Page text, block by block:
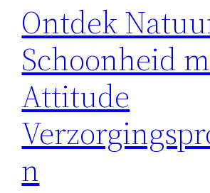
Ontdek
Schoonheid
Attitude
n